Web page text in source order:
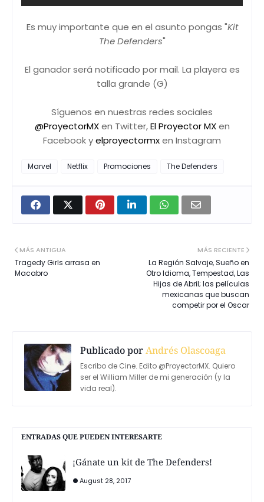
Es muy importante que en el asunto pongas "Kit
The Defenders"
El ganador será notificado por mail. La playera es
talla grande (G)
Síguenos en nuestras redes sociales
@ProyectorMXen Twitter,El Proyector MXen
Facebook yelproyectormxen Instagram
Marvel Netflix Promociones The Defenders
MÁS RECIENTE
La Región Salvaje, Sueño en
Otro Idioma, Tempestad, Las
Hijas de Abril; las películas
mexicanas que buscan
competir por el Oscar
MÁS ANTIGUA
Tragedy Girls arrasa en
Macabro
Publicado porAndrés Olascoaga
Escribo de Cine. Edito @ProyectorMX. Quiero
ser el William Miller de mi generación (y la
vida real).
ENTRADAS QUE PUEDEN INTERESARTE
¡Gánate un kit de The Defenders!
August 28, 2017